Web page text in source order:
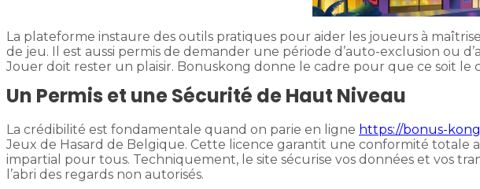
La plateforme instaure des outils pratiques pour aider les joueurs à
de jeu. Il est aussi permis de demander une période d’auto-exclusion ou
Jouer doit rester un plaisir. Bonuskong donne le cadre pour que ce soit le
Un Permis et une Sécurité de Haut Niveau
La crédibilité est fondamentale quand on parie en ligne https://bonus-
Jeux de Hasard de Belgique. Cette licence garantit une conformité totale
impartial pour tous. Techniquement, le site sécurise vos données et vos
l’abri des regards non autorisés.